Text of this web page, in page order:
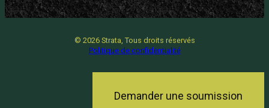
© 2026 Strata, Tous droits réservés
Politique de confidentialité
Demander une soumission